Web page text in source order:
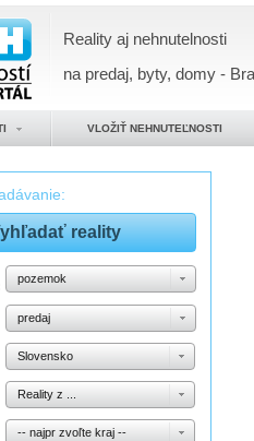
Reality aj nehnutelnosti
na predaj, byty, domy -
VLOŽIŤ NEHNUTEĽNOSTI
pozemok
predaj
Slovensko
Reality z ...
-- najpr zvoľte kraj --